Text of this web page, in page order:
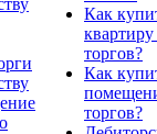
Как
квартиру
торгов?
Как
торгов?